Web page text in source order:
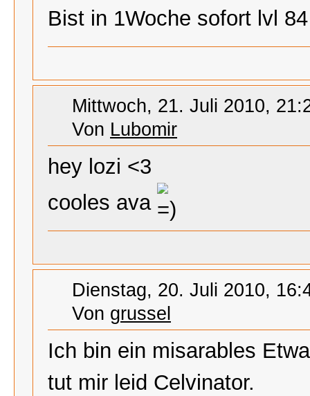
Bist in 1Woche sofort lvl
Mittwoch, 21. Juli 2010,
Von Lubomir
hey lozi <3
cooles ava
Dienstag, 20. Juli 2010,
Von grussel
Ich bin ein misarables
tut mir leid Celvinator.